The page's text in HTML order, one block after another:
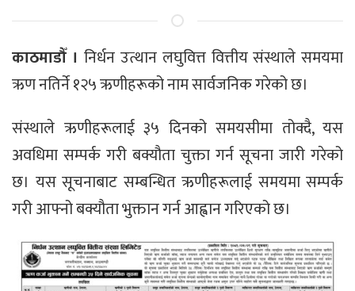
काठमाडौँ ।निर्धन उत्थान लघुवित्त वित्तीय संस्थाले समयमा
ऋण नतिर्ने १२५ ऋणीहरूको नाम सार्वजनिक गरेको छ।
संस्थाले ऋणीहरूलाई ३५ दिनको समयसीमा तोक्दै, यस
अवधिमा सम्पर्क गरी बक्यौता चुक्ता गर्न सूचना जारी गरेको
छ। यस सूचनाबाट सम्बन्धित ऋणीहरूलाई समयमा सम्पर्क
गरी आफ्नो बक्यौता भुक्तान गर्न आह्वान गरिएको छ।